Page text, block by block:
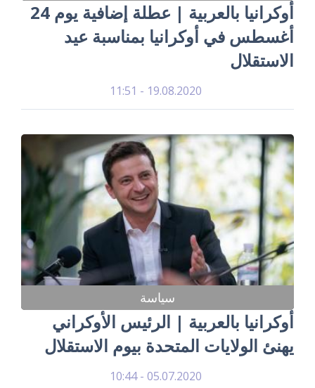
أوكرانيا بالعربية | عطلة إضافية يوم 24
أغسطس في أوكرانيا بمناسبة عيد
الاستقلال
19.08.2020 - 11:51
سياسة
أوكرانيا بالعربية | الرئيس الأوكراني
يهنئ الولايات المتحدة بيوم الاستقلال
05.07.2020 - 10:44